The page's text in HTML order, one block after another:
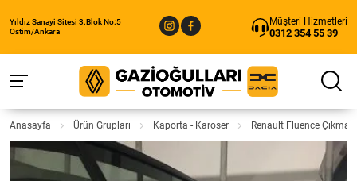
Yıldız Sanayi Sitesi 3.Blok No:5
Ostim/Ankara
Müşteri Hizmetleri
0312 354 55 39
Anasayfa Ürün Grupları Kaporta - Karoser Renault Fluence Çıkma